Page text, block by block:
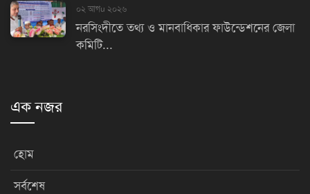
০২ আগu ২০২৬
নরসিংদীতে তথ্য ও মানবাধিকার ফাউন্ডেশনের জেলা
কমিটি...
এক নজর
হোম
সর্বশেষ